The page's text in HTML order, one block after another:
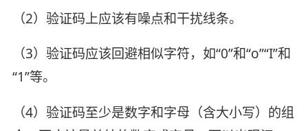
（2）验证码上应该有噪点和干扰线条。
（3）验证码应该回避相似字符，如“0”和“o”“I”和
“1”等。
（4）验证码至少是数字和字母（含大小写）的组